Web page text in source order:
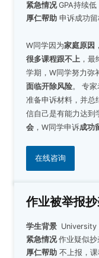
紧急情况GPA持续低
厚仁帮助 申诉成功留
W同学因为家庭原因
很多课程跟不上 ，
学期，W同学努力弥
面临开除风险。 专
准备申诉材料，并总
信自己是有能力达到
会 ，W同学申诉成功
在线咨询
作业被举报
学生背景 University
紧急情况作业疑似抄
厚仁帮助 不上报，